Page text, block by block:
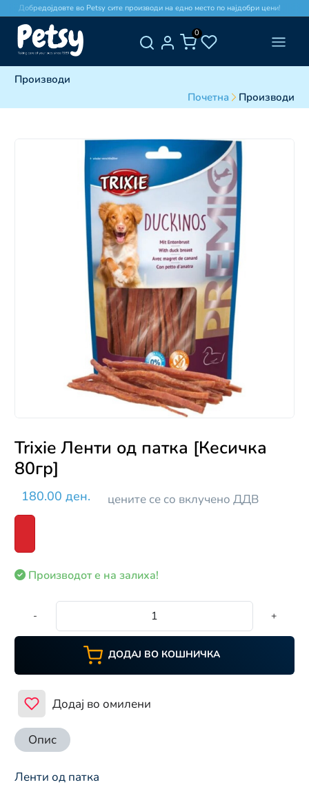
Добредојдовте во Petsy сите производи на едно место по најдобри цени!
0
Производи
Почетна
Производи
Trixie Ленти од патка [Кесичка
80гр]
180.00 ден. цените се со вклучено ДДВ
Производот е на залиха!
- +
ДОДАЈ ВО КОШНИЧКА
Додај во омилени
Опис
Ленти од патка